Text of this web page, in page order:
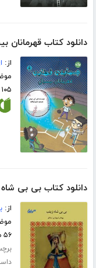
دانلود کتاب قهرمانان
از:
۱۰۵ صفحه
دانلود کتاب بی بی
از:
۵۶ صفحه